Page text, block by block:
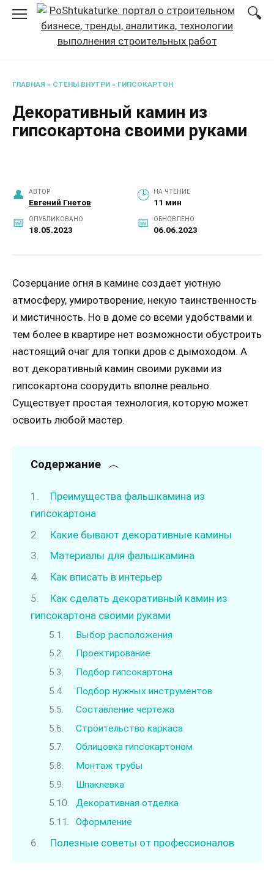
Перейти
содержанию
ГЛАВНАЯ » СТЕНЫ ВНУТРИ » ГИПСОКАРТОН
Декоративный камин из
гипсокартона своими руками
АВТОР
Евгений Гнетов
НА ЧТЕНИЕ
11 мин
ОПУБЛИКОВАНО
18.05.2023
ОБНОВЛЕНО
06.06.2023
Созерцание огня в камине создает уютную
атмосферу, умиротворение, некую таинственность
и мистичность. Но в доме со всеми удобствами и
тем более в квартире нет возможности обустроить
настоящий очаг для топки дров с дымоходом. А
вот декоративный камин своими руками из
гипсокартона соорудить вполне реально.
Существует простая технология, которую может
освоить любой мастер.
Содержание
Преимущества фальшкамина из
гипсокартона
Какие бывают декоративные камины
Материалы для фальшкамина
Как вписать в интерьер
Как сделать декоративный камин из
гипсокартона своими руками
Выбор расположения
Проектирование
Подбор гипсокартона
Подбор нужных инструментов
Составление чертежа
Строительство каркаса
Облицовка гипсокартоном
Монтаж трубы
Шпаклевка
Декоративная отделка
Оформление
Полезные советы от профессионалов